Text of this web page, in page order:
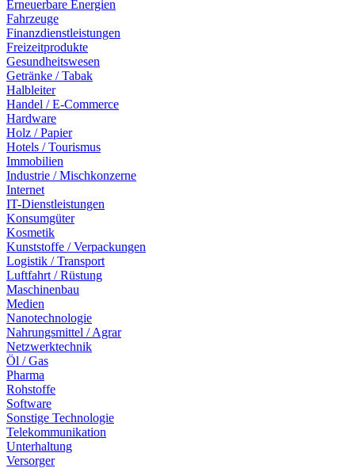
Erneuerbare Energien
Fahrzeuge
Finanzdienstleistungen
Freizeitprodukte
Gesundheitswesen
Getränke / Tabak
Halbleiter
Handel / E-Commerce
Hardware
Holz / Papier
Hotels / Tourismus
Immobilien
Industrie / Mischkonzerne
Internet
IT-Dienstleistungen
Konsumgüter
Kosmetik
Kunststoffe / Verpackungen
Logistik / Transport
Luftfahrt / Rüstung
Maschinenbau
Medien
Nanotechnologie
Nahrungsmittel / Agrar
Netzwerktechnik
Öl / Gas
Pharma
Rohstoffe
Software
Sonstige Technologie
Telekommunikation
Unterhaltung
Versorger